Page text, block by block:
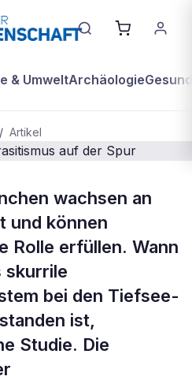
& UmweltArchäologie
/ Artikel
wachsen an
und können
Rolle erfüllen. Wann
skurrile
bei den Tiefsee-
ist,
Studie. Die